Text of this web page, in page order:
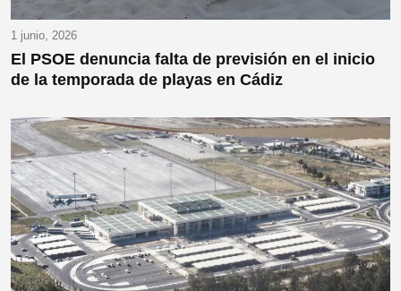
1 junio, 2026
El PSOE denuncia falta de previsión en el inicio
de la temporada de playas en Cádiz